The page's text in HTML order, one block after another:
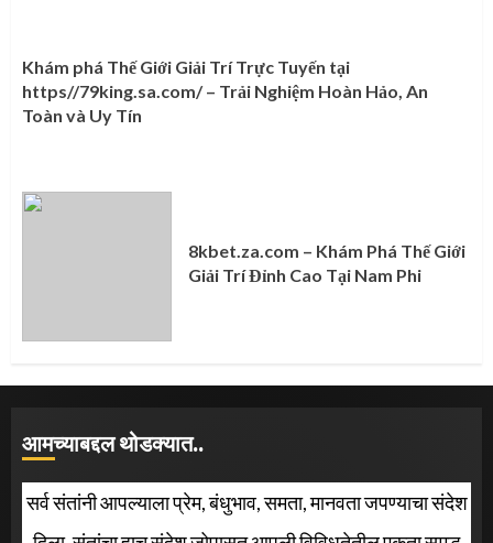
Khám phá Thế Giới Giải Trí Trực Tuyến tại
https//79king.sa.com/ – Trải Nghiệm Hoàn Hảo, An
Toàn và Uy Tín
8kbet.za.com – Khám Phá Thế Giới
Giải Trí Đỉnh Cao Tại Nam Phi
आमच्याबद्दल थोडक्यात..
सर्व संतांनी आपल्याला प्रेम, बंधुभाव, समता, मानवता जपण्याचा संदेश